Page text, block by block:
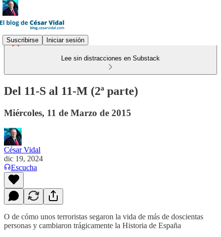
Suscribirse Iniciar sesión
Lee sin distracciones en Substack
Del 11-S al 11-M (2ª parte)
Miércoles, 11 de Marzo de 2015
César Vidal
dic 19, 2024
Escucha
O de cómo unos terroristas segaron la vida de más de doscientas
personas y cambiaron trágicamente la Historia de España